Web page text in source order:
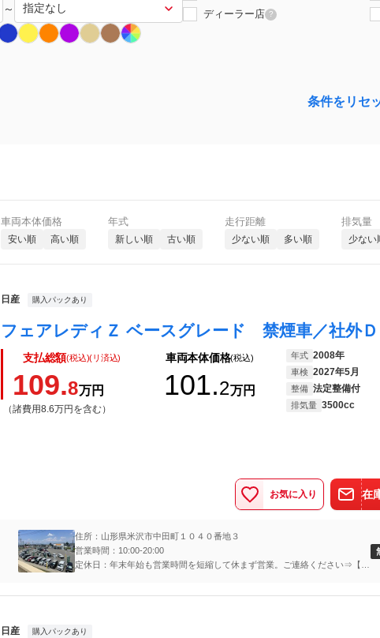
～ ディーラー店 ?
条件をリセ
車両本体価格
安い順 高い順
年式
新しい順 古い順
走行距離
少ない順 多い順
排気量
少ない
日産 購入パックあり
支払総額(税込)(リ済込)
109.8万円
（諸費用8.6万円を含む）
車両本体価格(税込)
101.2万円
年式 2008年
車検 2027年5月
整備 法定整備付
排気量 3500cc
お気に入り 在
住所：山形県米沢市中田町１０４０番地３
営業時間：10:00-20:00
定休日：年末年始も営業時間を短縮して休まず営業。ご連絡ください⇒【無
日産 購入パックあり